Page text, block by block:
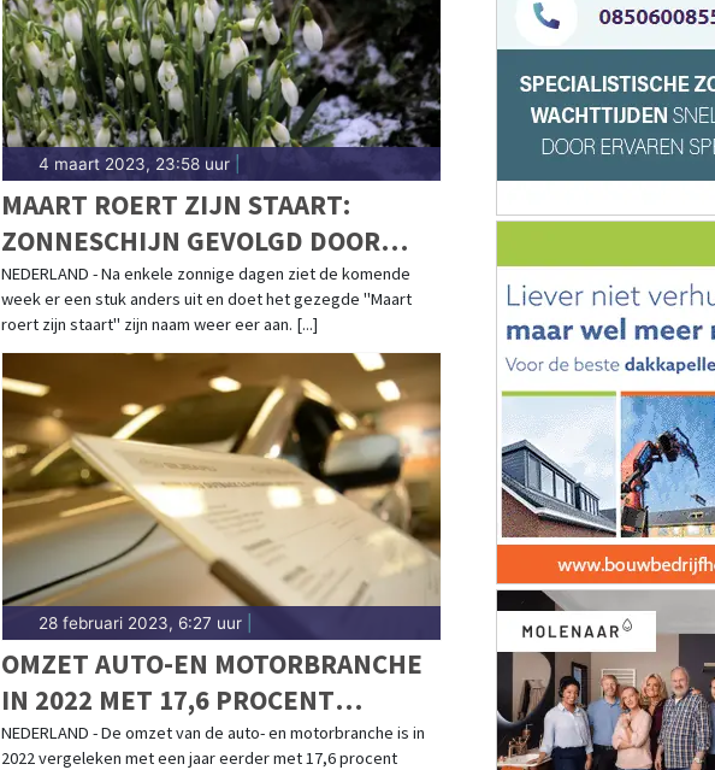
4 maart 2023, 23:58 uur|
MAART ROERT ZIJN STAART:
ZONNESCHIJN GEVOLGD DOOR
(WINTERSE) BUIEN
NEDERLAND - Na enkele zonnige dagen ziet de komende
week er een stuk anders uit en doet het gezegde "Maart
roert zijn staart" zijn naam weer eer aan. [...]
28 februari 2023, 6:27 uur|
OMZET AUTO-EN MOTORBRANCHE
IN 2022 MET 17,6 PROCENT
GESTEGEN
NEDERLAND - De omzet van de auto- en motorbranche is in
2022 vergeleken met een jaar eerder met 17,6 procent